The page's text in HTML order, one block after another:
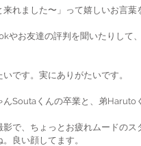
来れました〜」って嬉しいお言葉
やお友達の評判を聞いたりして
いです。実にありがたいです。
んSoutaくんの卒業と、弟Haruto
影で、ちょっとお疲れムードの
。良い顔してます。